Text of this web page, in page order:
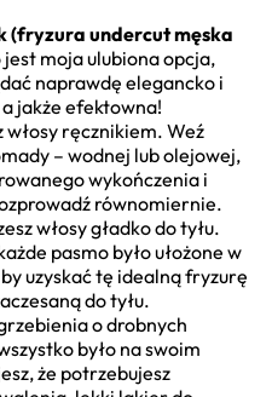
(fryzura undercut męska
jest moja ulubiona opcja,
naprawdę elegancko i
jakże efektowna!
włosy ręcznikiem. Weź
– wodnej lub olejowej,
wykończenia i
równomiernie.
włosy gładko do tyłu.
pasmo było ułożone w
uzyskać tę idealną fryzurę
do tyłu.
o drobnych
było na swoim
że potrzebujesz